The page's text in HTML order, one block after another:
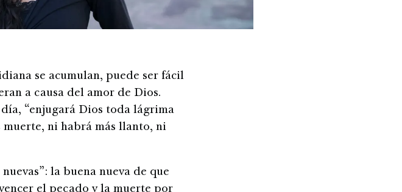
se acumulan, puede ser fácil
a causa del amor de Dios.
“enjugará Dios toda lágrima
muerte, ni habrá más llanto, ni
la buena nueva de que
el pecado y la muerte por